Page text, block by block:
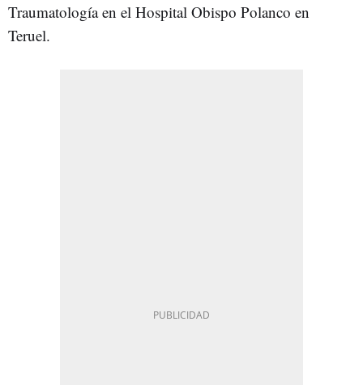
Traumatología en el Hospital Obispo Polanco en
Teruel.